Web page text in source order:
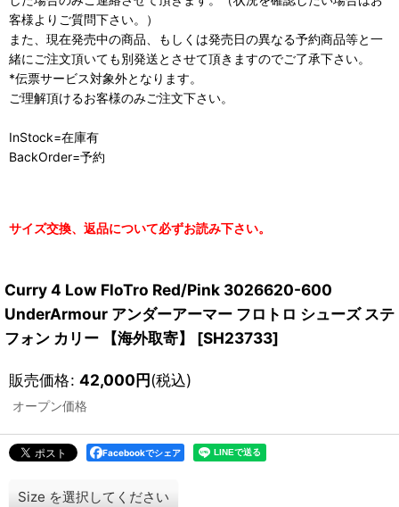
客様よりご質問下さい。）
また、現在発売中の商品、もしくは発売日の異なる予約商品等と一
緒にご注文頂いても別発送とさせて頂きますのでご了承下さい。
*伝票サービス対象外となります。
ご理解頂けるお客様のみご注文下さい。
InStock=在庫有
BackOrder=予約
サイズ交換、返品について必ずお読み下さい。
Curry 4 Low FloTro Red/Pink 3026620-600
UnderArmour アンダーアーマー フロトロ シューズ ステ
フォン カリー 【海外取寄】
[SH23733]
販売価格: 42,000円(税込)
オープン価格
Facebookでシェア
Size を選択してください